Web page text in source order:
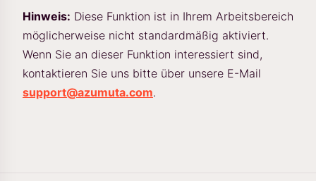
Hinweis: Diese Funktion ist in Ihrem Arbeitsbereich
möglicherweise nicht standardmäßig aktiviert.
Wenn Sie an dieser Funktion interessiert sind,
kontaktieren Sie uns bitte über unsere E-Mail
support@azumuta.com.